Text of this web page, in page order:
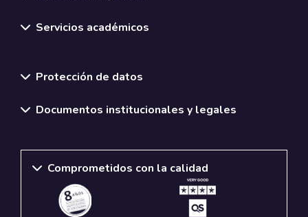
Servicios académicos
Protección de datos
Documentos institucionales y legales
Comprometidos con la calidad